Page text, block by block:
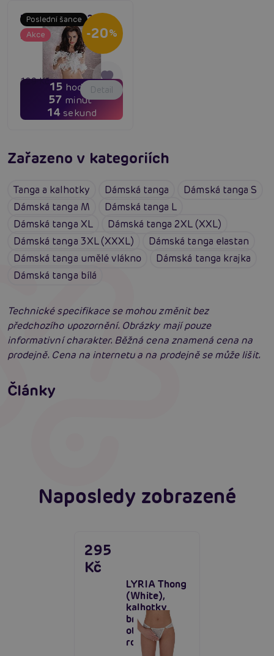
Poslední šance
Akce
-20%
15 hodin
57 minut
13 sekund
Passion MT012 red
Dočasně vyprodané
129 Kč
103 Kč Detail
Zařazeno v kategoriích
Tanga a kalhotky Dámská tanga
Dámská tanga S
Dámská tanga M
Dámská tanga L
Dámská tanga XL
Dámská tanga 2XL (XXL)
Dámská tanga 3XL (XXXL)
Dámská tanga elastan
Dámská tanga umělé vlákno
Dámská tanga krajka
Dámská tanga bílá
Technické specifikace se mohou změnit bez
předchozího upozornění. Obrázky mají pouze
informativní charakter. Běžná cena znamená cena na
prodejně. Cena na internetu a na prodejně se může lišit.
Články
neodolatelně sexy
Číst více
Erotická inteligence: Příručka Sexiomů
Naposledy zobrazené
LYRIA Thong
(White),
kalhotky
brazilky s
otevřeným
rozkrokem
295
Kč